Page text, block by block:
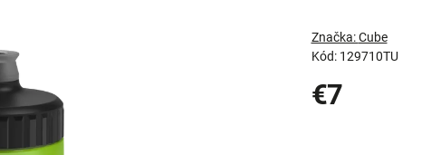
Kód: 129710TU
Značka:Cube
€7